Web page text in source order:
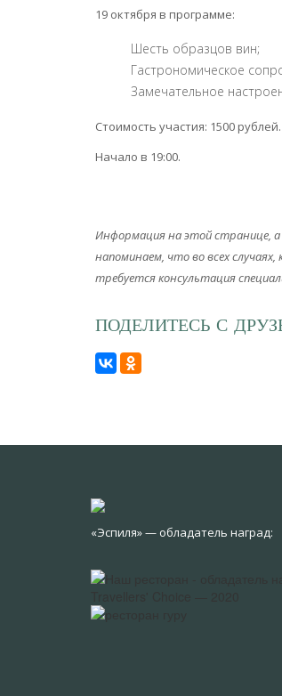
19 октября в программе:
Шесть образцов вин;
Гастрономическое
Замечательное
Стоимость участия: 1500 рублей.
Начало в 19:00.
Информация на этой странице, а
напоминаем, что во всех
требуется консультация
ПОДЕЛИТЕСЬ С
«Эспиля» — обладатель наград: